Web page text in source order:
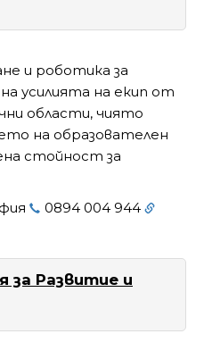
и роботика за
усилията на екип от
области, чиято
на образователен
стойност за
0894 004 944
за Развитие и